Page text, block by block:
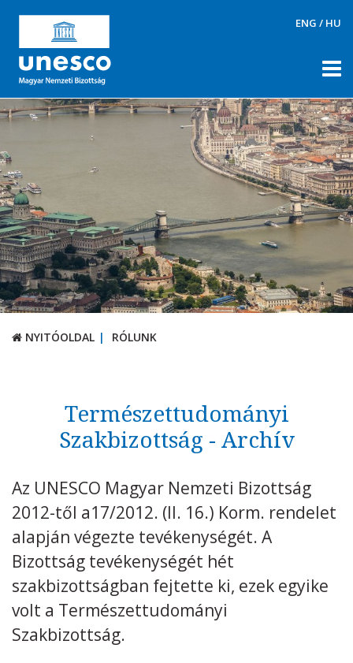
ENG / HU
NYITÓOLDAL
UNESCO Magyar Nemzeti Bizottság
Tagok
Ügyrend, napirendek, döntések
Állandó Szakbizottságok
Tematikus szakbizottságok
Archívum
Természettudományi Szakbizottság
Társadalomtudományi Szakbizottság
Kulturális Szakbizottság
Kommunikációs és Információs
Szakbizottság
Szellemi Kulturális Örökség Szakbizottság
Világörökség Szakbizottság
UNESCO
TÉMÁK
NYITÓOLDAL RÓLUNK
Természettudományi
Szakbizottság - Archív
Az UNESCO Magyar Nemzeti Bizottság
2012-től a17/2012. (II. 16.) Korm. rendelet
alapján végezte tevékenységét. A
Bizottság tevékenységét hét
szakbizottságban fejtette ki, ezek egyike
volt a Természettudományi
Szakbizottság.